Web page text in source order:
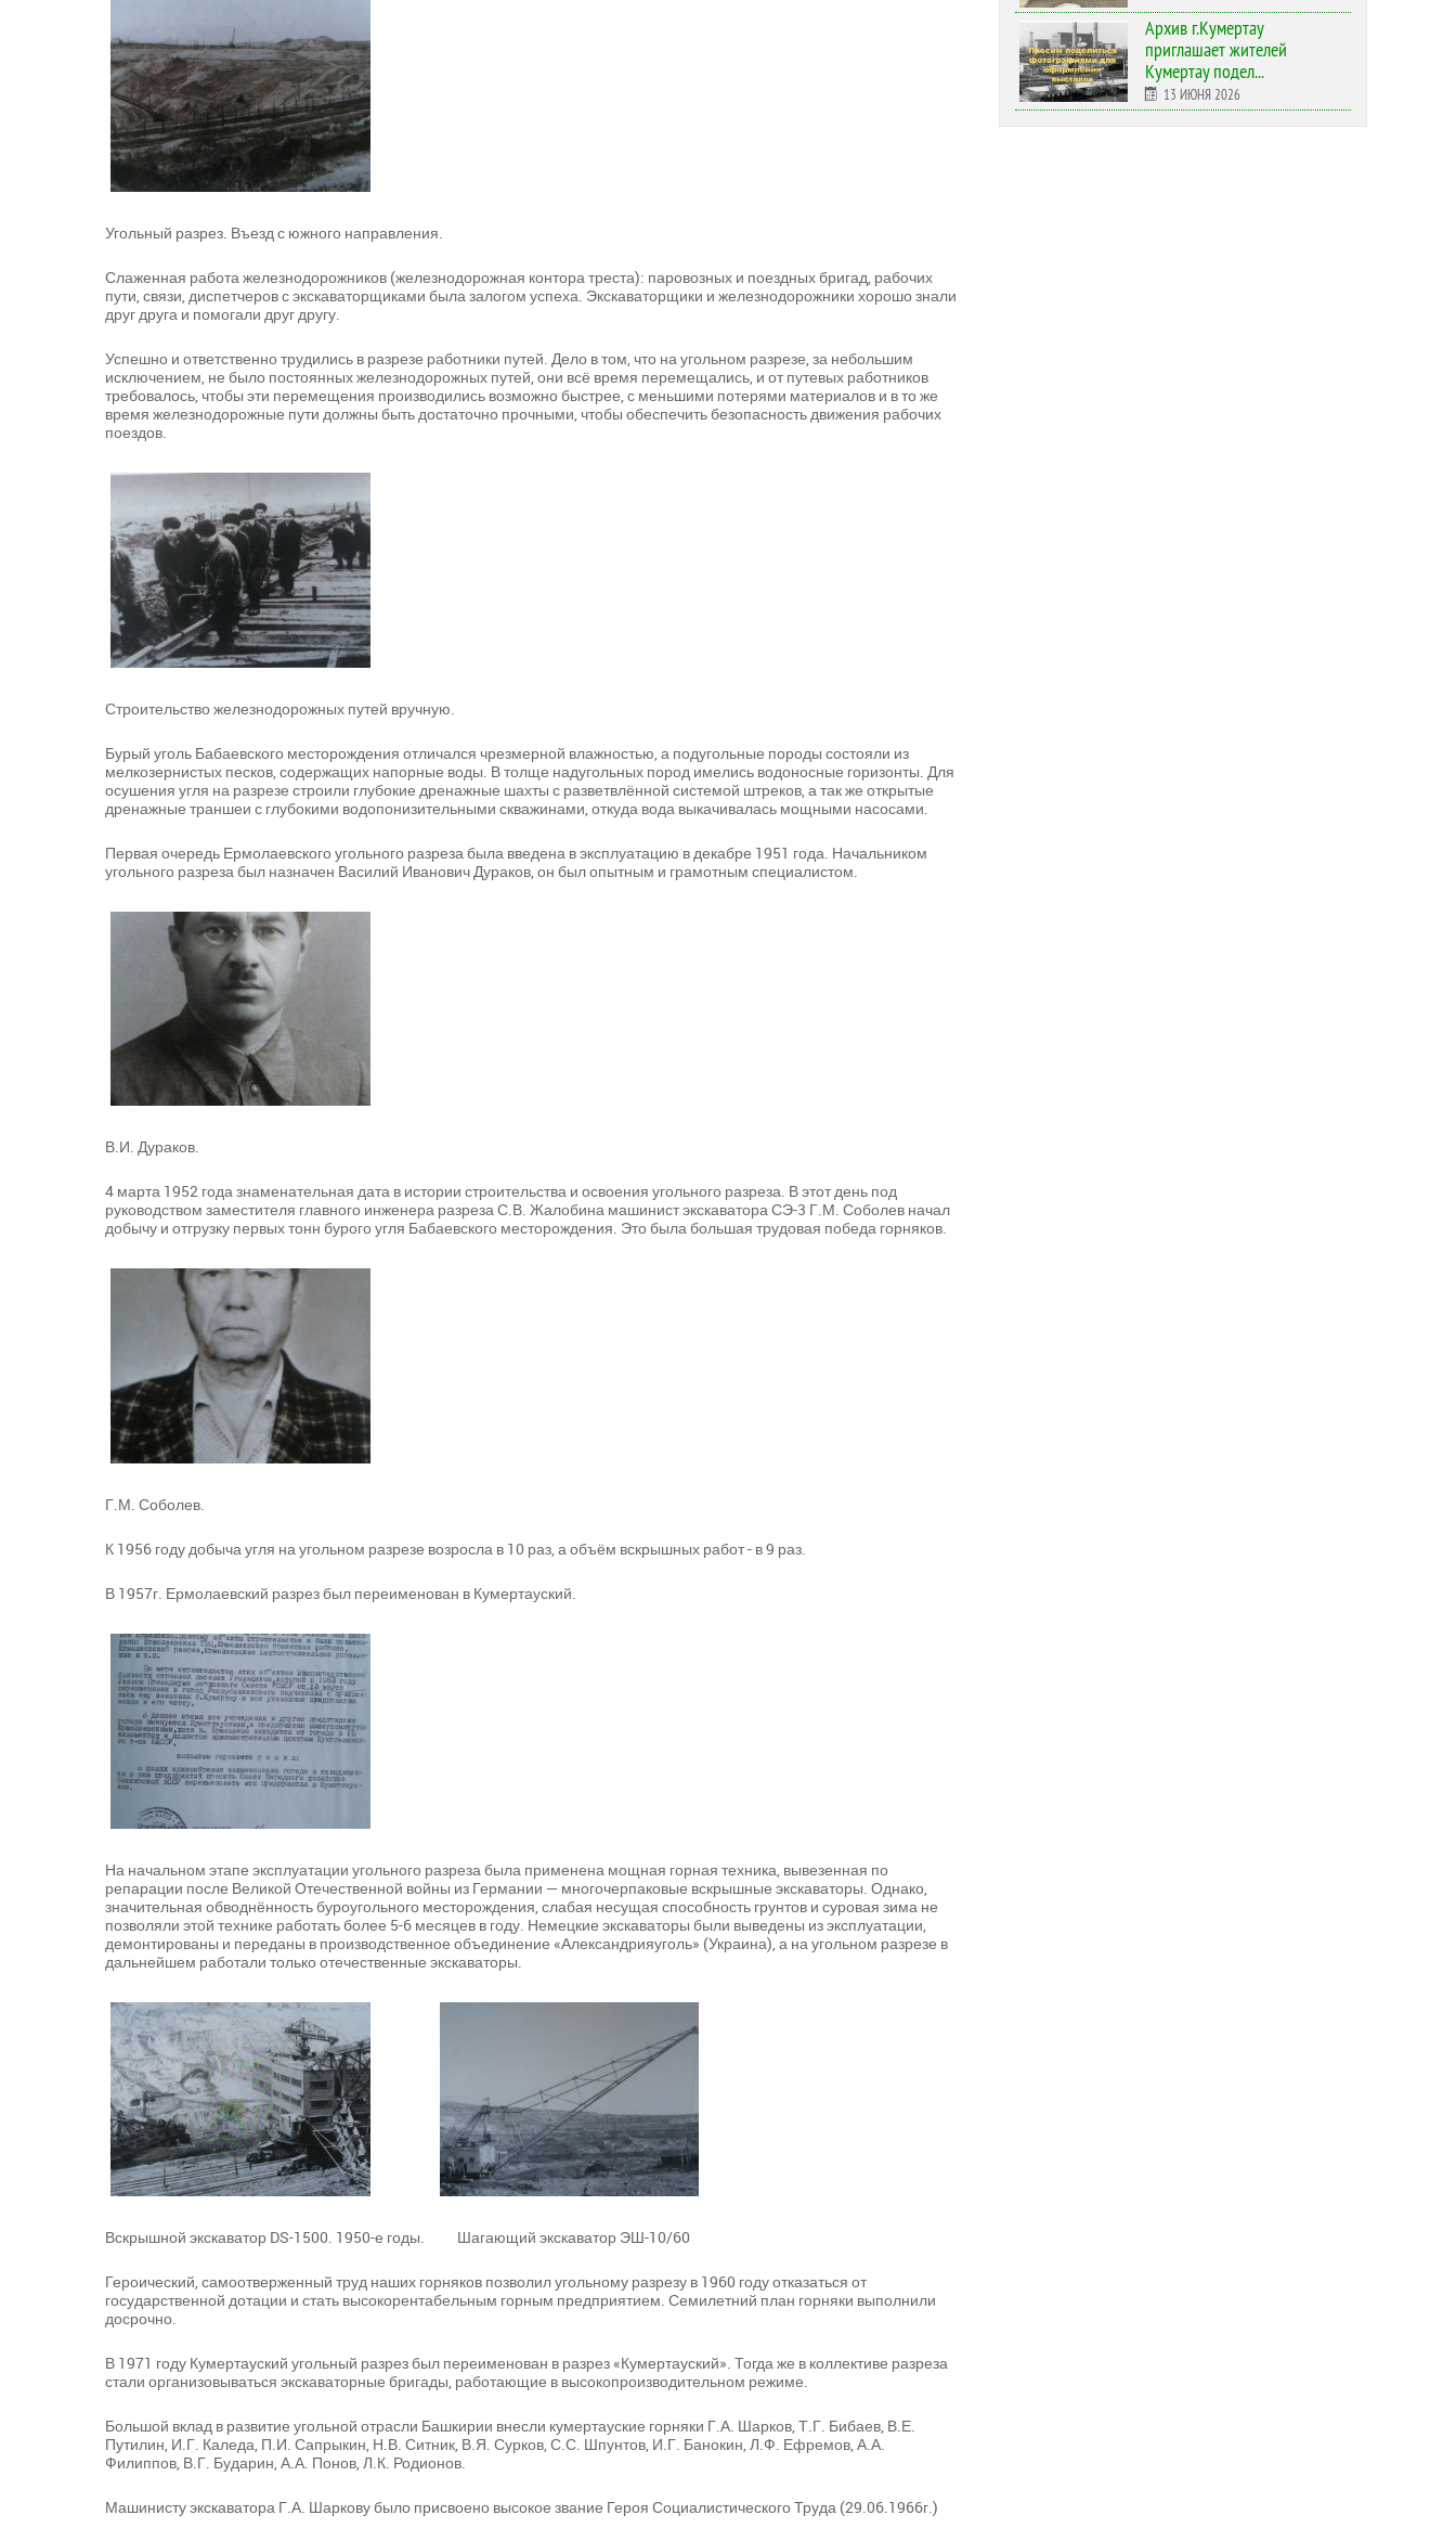
Угольный разрез. Въезд с южного направления.
Слаженная работа железнодорожников (железнодорожная контора треста): паровозных и поездных бригад, рабочих
пути, связи, диспетчеров с экскаваторщиками была залогом успеха. Экскаваторщики и железнодорожники хорошо знали
друг друга и помогали друг другу.
Успешно и ответственно трудились в разрезе работники путей. Дело в том, что на угольном разрезе, за небольшим
исключением, не было постоянных железнодорожных путей, они всё время перемещались, и от путевых работников
требовалось, чтобы эти перемещения производились возможно быстрее, с меньшими потерями материалов и в то же
время железнодорожные пути должны быть достаточно прочными, чтобы обеспечить безопасность движения рабочих
поездов.
Строительство железнодорожных путей вручную.
Бурый уголь Бабаевского месторождения отличался чрезмерной влажностью, а подугольные породы состояли из
мелкозернистых песков, содержащих напорные воды. В толще надугольных пород имелись водоносные горизонты. Для
осушения угля на разрезе строили глубокие дренажные шахты с разветвлённой системой штреков, а так же открытые
дренажные траншеи с глубокими водопонизительными скважинами, откуда вода выкачивалась мощными насосами.
Первая очередь Ермолаевского угольного разреза была введена в эксплуатацию в декабре 1951 года. Начальником
угольного разреза был назначен Василий Иванович Дураков, он был опытным и грамотным специалистом.
В.И. Дураков.
4 марта 1952 года знаменательная дата в истории строительства и освоения угольного разреза. В этот день под
руководством заместителя главного инженера разреза С.В. Жалобина машинист экскаватора СЭ-3 Г.М. Соболев начал
добычу и отгрузку первых тонн бурого угля Бабаевского месторождения. Это была большая трудовая победа горняков.
Г.М. Соболев.
К 1956 году добыча угля на угольном разрезе возросла в 10 раз, а объём вскрышных работ - в 9 раз.
В 1957г. Ермолаевский разрез был переименован в Кумертауский.
На начальном этапе эксплуатации угольного разреза была применена мощная горная техника, вывезенная по
репарации после Великой Отечественной войны из Германии — многочерпаковые вскрышные экскаваторы. Однако,
значительная обводнённость буроугольного месторождения, слабая несущая способность грунтов и суровая зима не
позволяли этой технике работать более 5-6 месяцев в году. Немецкие экскаваторы были выведены из эксплуатации,
демонтированы и переданы в производственное объединение «Александрияуголь» (Украина), а на угольном разрезе в
дальнейшем работали только отечественные экскаваторы.
Вскрышной экскаватор DS-1500. 1950-е годы. Шагающий экскаватор ЭШ-10/60
Героический, самоотверженный труд наших горняков позволил угольному разрезу в 1960 году отказаться от
государственной дотации и стать высокорентабельным горным предприятием. Семилетний план горняки выполнили
досрочно.
В 1971 году Кумертауский угольный разрез был переименован в разрез «Кумертауский». Тогда же в коллективе разреза
стали организовываться экскаваторные бригады, работающие в высокопроизводительном режиме.
Большой вклад в развитие угольной отрасли Башкирии внесли кумертауские горняки Г.А. Шарков, Т.Г. Бибаев, В.Е.
Путилин, И.Г. Каледа, П.И. Сапрыкин, Н.В. Ситник, В.Я. Сурков, С.С. Шпунтов, И.Г. Банокин, Л.Ф. Ефремов, А.А.
Филиппов, В.Г. Бударин, А.А. Понов, Л.К. Родионов.
Машинисту экскаватора Г.А. Шаркову было присвоено высокое звание Героя Социалистического Труда (29.06.1966г.)
Архив г.Кумертау
приглашает жителей
Кумертау подел...
13 ИЮНЯ 2026